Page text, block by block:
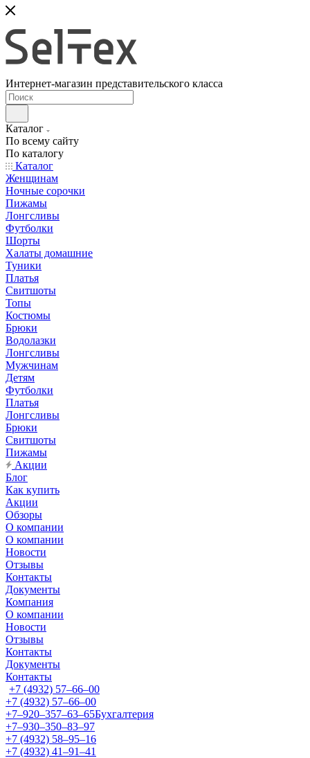
Интернет-магазин представительского класса
Каталог
По всему сайту
По каталогу
Каталог
Женщинам
Ночные сорочки
Пижамы
Лонгсливы
Футболки
Шорты
Халаты домашние
Туники
Платья
Свитшоты
Топы
Костюмы
Брюки
Водолазки
Лонгсливы
Мужчинам
Детям
Футболки
Платья
Лонгсливы
Брюки
Свитшоты
Пижамы
Акции
Блог
Как купить
Акции
Обзоры
О компании
О компании
Новости
Отзывы
Контакты
Документы
Компания
О компании
Новости
Отзывы
Контакты
Документы
Контакты
+7 (4932) 57‒66‒00
+7 (4932) 57‒66‒00
+7‒920‒357‒63‒65Бухгалтерия
+7‒930‒350‒83‒97
+7 (4932) 58‒95‒16
+7 (4932) 41‒91‒41